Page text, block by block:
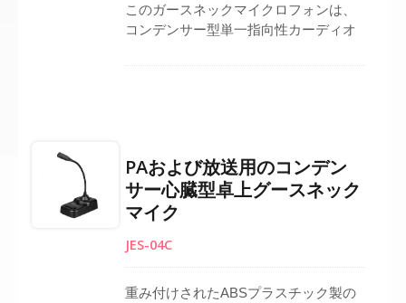
このガースネックマイクロフォンは、
コンデンサー型単一指向性カーディオ
度を提供します。これにより、ボーカ
り、周囲のノイズを低減しながら正確
な音声キャッチを保証します。この公
共システムマイクロフォンには、平ら
めのLクリップが含まれており、振動ノ
イズを最小限に抑えます。プロフェッ
ショナルなオーディオセット
PAおよび放送用のコンデン
サー心臓型卓上グースネック
マイク
JES-04C
重み付けされたABSプラスチック製の